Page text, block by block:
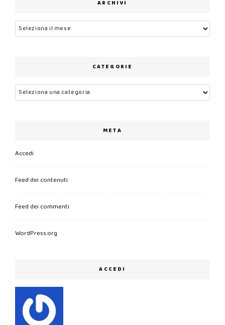
ARCHIVI
Archivi
CATEGORIE
Categorie
META
Accedi
Feed dei contenuti
Feed dei commenti
WordPress.org
ACCEDI